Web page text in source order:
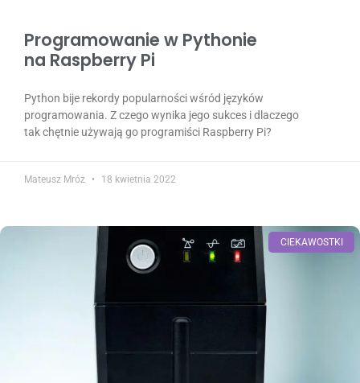
Programowanie w Pythonie
na Raspberry Pi
Python bije rekordy popularności wśród języków
programowania. Z czego wynika jego sukces i dlaczego
tak chętnie używają go programiści Raspberry Pi?
Mateusz Mróz 18 kwietnia 2022
CIEKAWOSTKI